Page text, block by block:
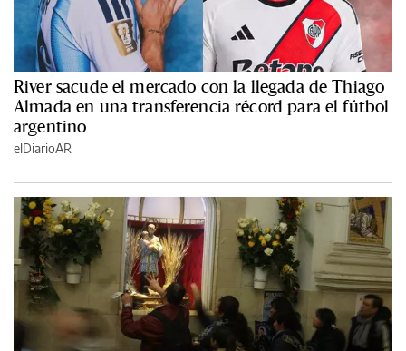
River sacude el mercado con la llegada de Thiago
Almada en una transferencia récord para el fútbol
argentino
elDiarioAR